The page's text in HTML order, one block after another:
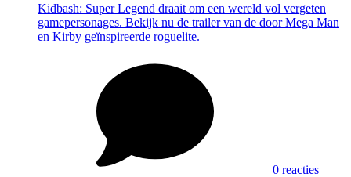
Kidbash: Super Legend draait om een wereld vol vergeten
gamepersonages. Bekijk nu de trailer van de door Mega Man
en Kirby geïnspireerde roguelite.
0 reacties